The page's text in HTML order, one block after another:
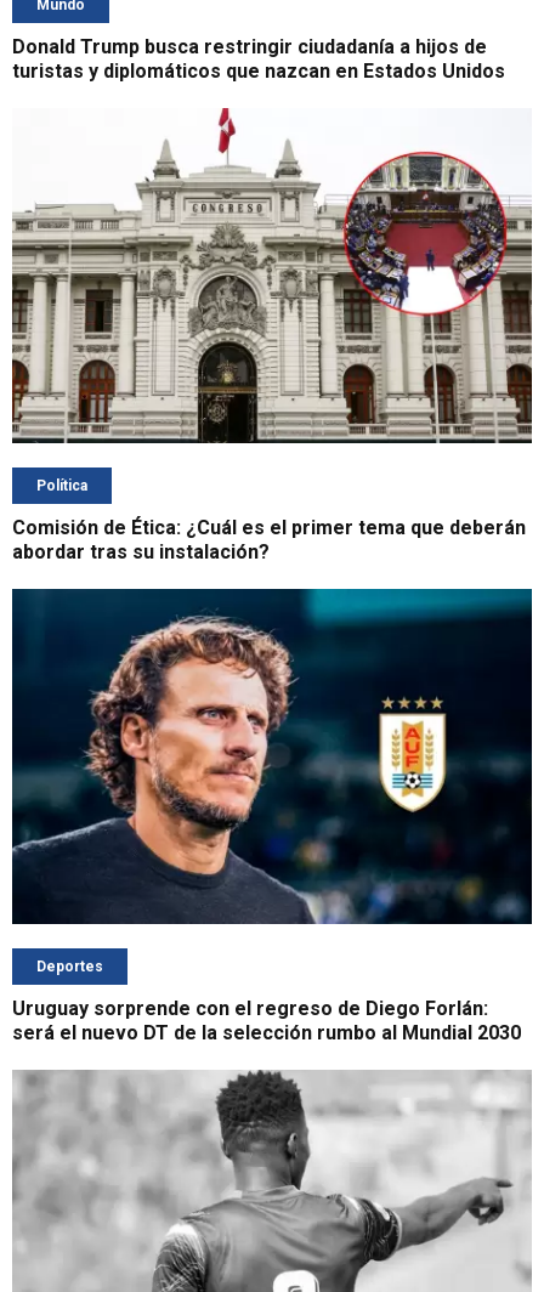
Mundo
Donald Trump busca restringir ciudadanía a hijos de
turistas y diplomáticos que nazcan en Estados Unidos
Política
Comisión de Ética: ¿Cuál es el primer tema que deberán
abordar tras su instalación?
Deportes
Uruguay sorprende con el regreso de Diego Forlán:
será el nuevo DT de la selección rumbo al Mundial 2030